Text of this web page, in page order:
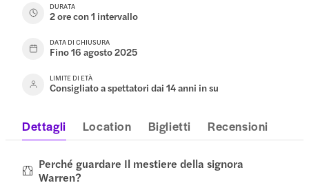
DURATA
2 ore con 1 intervallo
DATA DI CHIUSURA
Fino 16 agosto 2025
LIMITE DI ETÀ
Consigliato a spettatori dai 14 anni in su
Dettagli Location Biglietti Recensioni
Perché guardare Il mestiere della signora
Warren?